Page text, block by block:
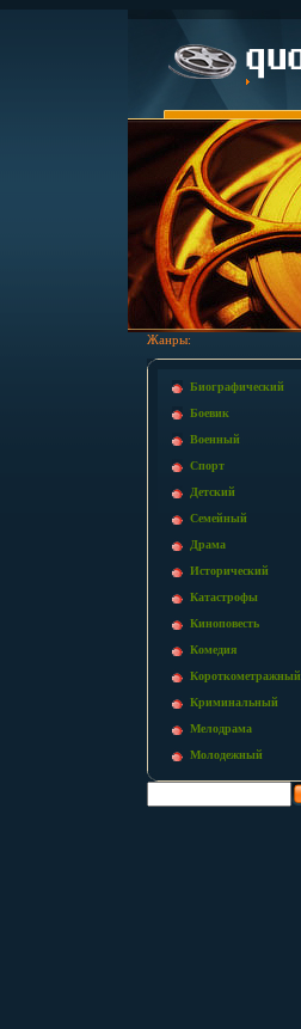
Жанры:
Биографический
Боевик
Военный
Спорт
Детский
Семейный
Драма
Исторический
Катастрофы
Киноповесть
Комедия
Короткометражный
Криминальный
Мелодрама
Молодежный